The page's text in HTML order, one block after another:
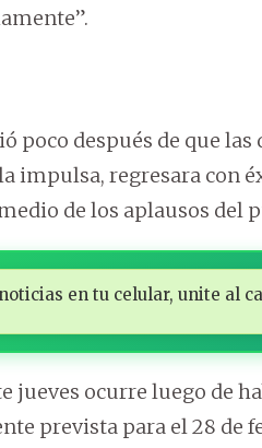
poco después de que las
impulsa, regresara con
de los aplausos del
en tu celular, unite al
jueves ocurre luego de
prevista para el 28 de